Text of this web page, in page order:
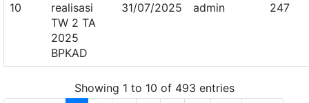
10
realisasi
TW 2 TA
2025
BPKAD
31/07/2025 admin 247
Showing 1 to 10 of 493 entries